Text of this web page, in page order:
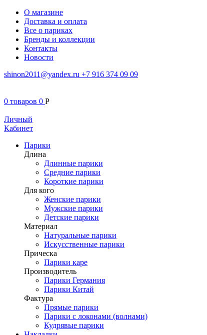
О магазине
Доставка и оплата
Все о париках
Бренды и коллекции
Контакты
Новости
shinon2011@yandex.ru +7 916 374 09 09
0 товаров 0 Р
Личный
Кабинет
Парики
Длина
Длинные парики
Средние парики
Короткие парики
Для кого
Женские парики
Мужские парики
Детские парики
Материал
Натуральные парики
Искусственные парики
Прическа
Парики каре
Производитель
Парики Германия
Парики Китай
Фактура
Прямые парики
Парики с локонами (волнами)
Кудрявые парики